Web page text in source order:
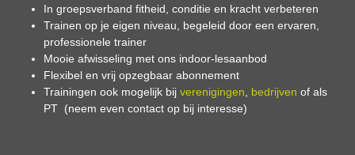
In groepsverband fitheid, conditie en kracht verbeteren
Trainen op je eigen niveau, begeleid door een ervaren,
professionele trainer
Mooie afwisseling met ons indoor-lesaanbod
Flexibel en vrij opzegbaar abonnement
Trainingen ook mogelijk bij verenigingen bedrijven of als
PT (neem even contact op bij interesse)